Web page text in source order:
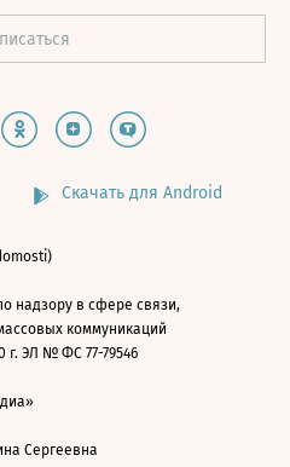
Скачать для Android
надзору в сфере связи,
коммуникаций
г. ЭЛ № ФС 77-79546
Сергеевна